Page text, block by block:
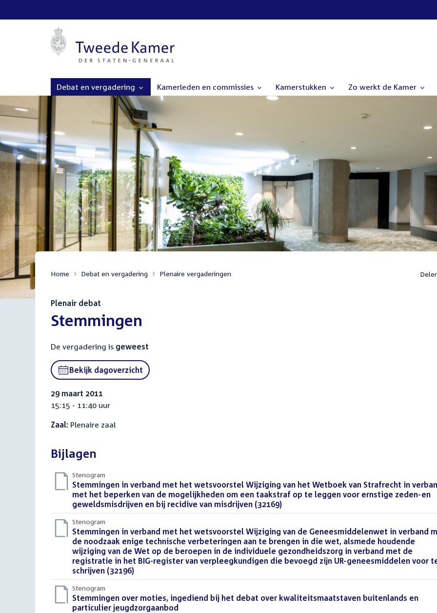
Debat en vergadering Kamerleden en commissies Kamerstukken Zo werkt de Kamer
Home Debat en vergadering Plenaire vergaderingen
Plenair debat
:Stemmingen
De vergadering is geweest
Bekijk dagoverzicht
29 maart 2011
15:15 - 11:40 uur
Zaal: Plenaire zaal
Bijlagen
Stenogram
Download
bestand:
Stemmingen in verband met het wetsvoorstel Wijziging van het Wetboek van Strafrecht in
met het beperken van de mogelijkheden om een taakstraf op te leggen voor ernstige zeden-en
geweldsmisdrijven en bij recidive van misdrijven (32169)
Stenogram
Download
bestand:
Stemmingen in verband met het wetsvoorstel Wijziging van de Geneesmiddelenwet in verband
de noodzaak enige technische verbeteringen aan te brengen in die wet, alsmede houdende
wijziging van de Wet op de beroepen in de individuele gezondheidszorg in verband met de
registratie in het BIG-register van verpleegkundigen die bevoegd zijn UR-geneesmiddelen voor
schrijven (32196)
Stenogram
Download
bestand:
Stemmingen over moties, ingediend bij het debat over kwaliteitsmaatstaven buitenlands en
particulier jeugdzorgaanbod